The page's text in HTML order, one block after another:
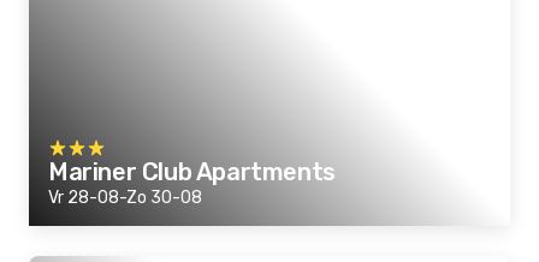
Mariner Club Apartments
Vr 28-08-Zo 30-08